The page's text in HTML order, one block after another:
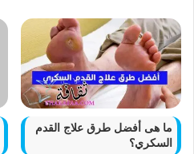
ما هى أفضل طرق علاج القدم
السكري؟